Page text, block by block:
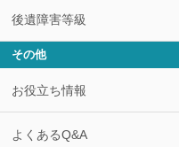
後遺障害等級
その他
お役立ち情報
よくあるQ&A